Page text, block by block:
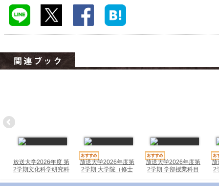
放送大学2026年度 第
2学期文化科学研究科
修士課程授業科目
放送大学2026年度第
2学期 大学院（修士
選科生、修士科目
生）学生募集要項
放送大学2026年度第
2学期 学部授業科目
案内
放
2
いきebooks
おおむらebooks
さいかいイーブックス
長崎MICE観光マップ